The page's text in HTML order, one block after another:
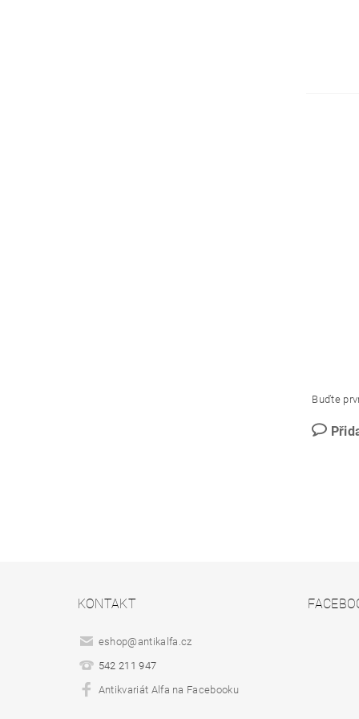
Buďte
KONTAKT
eshop@antikalfa.cz
542 211 947
Antikvariát Alfa na Facebooku